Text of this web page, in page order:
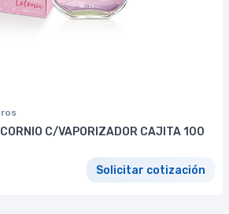
C/VAPORIZADOR CAJITA 100
Solicitar cotización